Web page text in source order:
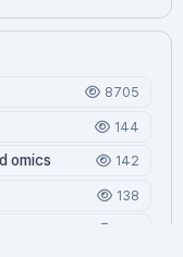
8705
144
omics 142
138